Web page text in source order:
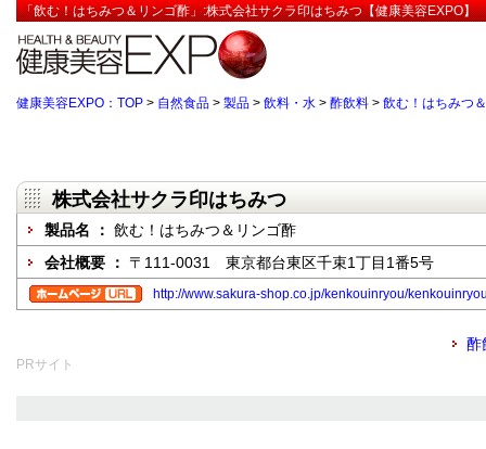
「飲む！はちみつ＆リンゴ酢」:株式会社サクラ印はちみつ【健康美容EXPO】
健康美容EXPO：TOP > 自然食品 > 製品 > 飲料・水 > 酢飲料 > 飲む！はちみつ
株式会社サクラ印はちみつ
製品名 ： 飲む！はちみつ＆リンゴ酢
会社概要 ： 〒111-0031 東京都台東区千束1丁目1番5号
http://www.sakura-shop.co.jp/kenkouinryou/
酢
PRサイト